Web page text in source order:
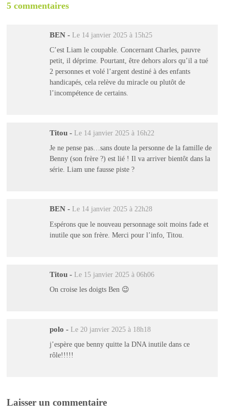
5 commentaires
BEN - Le 14 janvier 2025 à 15h25
C’est Liam le coupable. Concernant Charles, pauvre
petit, il déprime. Pourtant, être dehors alors qu’il a tué
2 personnes et volé l’argent destiné à des enfants
handicapés, cela relève du miracle ou plutôt de
l’incompétence de certains.
Titou - Le 14 janvier 2025 à 16h22
Je ne pense pas…sans doute la personne de la famille de
Benny (son frère ?) est lié ! Il va arriver bientôt dans la
série. Liam une fausse piste ?
BEN - Le 14 janvier 2025 à 22h28
Espérons que le nouveau personnage soit moins fade et
inutile que son frère. Merci pour l’info, Titou.
Titou - Le 15 janvier 2025 à 06h06
On croise les doigts Ben 😉
polo - Le 20 janvier 2025 à 18h18
j’espère que benny quitte la DNA inutile dans ce
rôle!!!!!
Laisser un commentaire